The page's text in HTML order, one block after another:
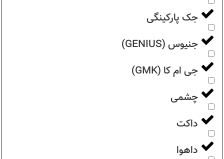
جک پارکینگی
جنیوس (GENIUS)
جی ام کا (GMK)
چشمی
داکت
داهوا